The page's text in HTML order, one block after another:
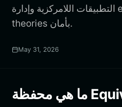
التطبيقات اللامركزية وإدارة equivalence of
theories بأمان.
May 31, 2026